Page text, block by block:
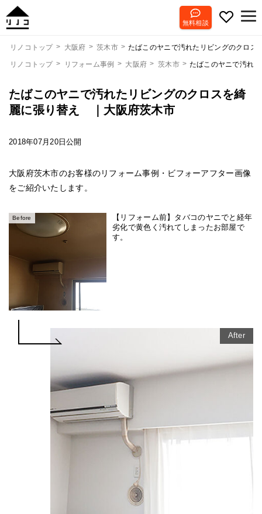
無料相談
リノコトップ 大阪府 茨木市 たばこのヤニで汚れたリビングのクロ
リノコトップ リフォーム事例 大阪府 茨木市 たばこのヤニで汚れ
たばこのヤニで汚れたリビングのクロスを綺
麗に張り替え ｜大阪府茨木市
2018年07月20日公開
大阪府茨木市のお客様のリフォーム事例・ビフォーアフター画像
をご紹介いたします。
Before
【リフォーム前】タバコのヤニでと経年
劣化で黄色く汚れてしまったお部屋で
す。
After